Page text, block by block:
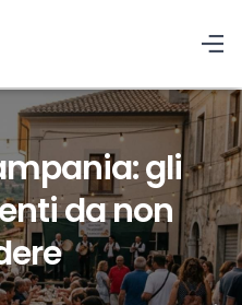
gli
da non